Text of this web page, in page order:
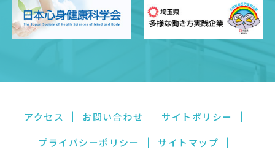
アクセス お問い合わせ
サイトポリシー
プライバシーポリシー
サイトマップ